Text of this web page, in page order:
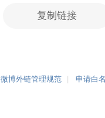
复制链接
微博外链管理规范 申请白